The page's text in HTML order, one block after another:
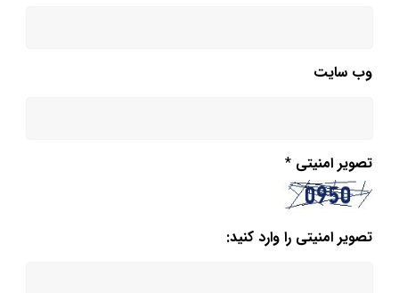
وب‌ سایت
تصویر امنیتی *
تصویر امنیتی را وارد کنید: